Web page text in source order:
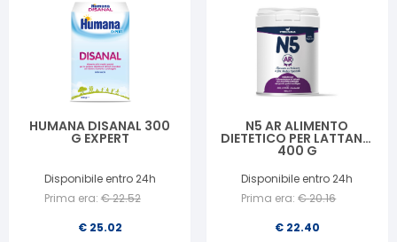
HUMANA DISANAL 300
G EXPERT
Disponibile entro 24h
Prima era: €22.52
€ 25.02
N5 AR ALIMENTO
DIETETICO PER LATTANTI
400 G
Disponibile entro 24h
Prima era: €20.16
€ 22.40